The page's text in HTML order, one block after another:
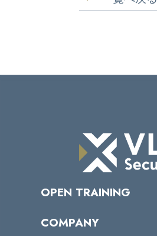
クプレシジョン】
OPEN TRAINING
受講者の声
COMPANY